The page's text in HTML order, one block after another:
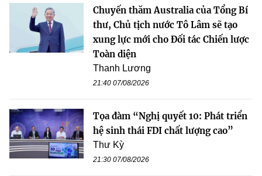
Chuyến thăm Australia của Tổng Bí
thư, Chủ tịch nước Tô Lâm sẽ tạo
xung lực mới cho Đối tác Chiến lược
Toàn diện
Thanh Lương
21:40 07/08/2026
Tọa đàm “Nghị quyết 10: Phát triển
hệ sinh thái FDI chất lượng cao”
Thư Kỳ
21:30 07/08/2026